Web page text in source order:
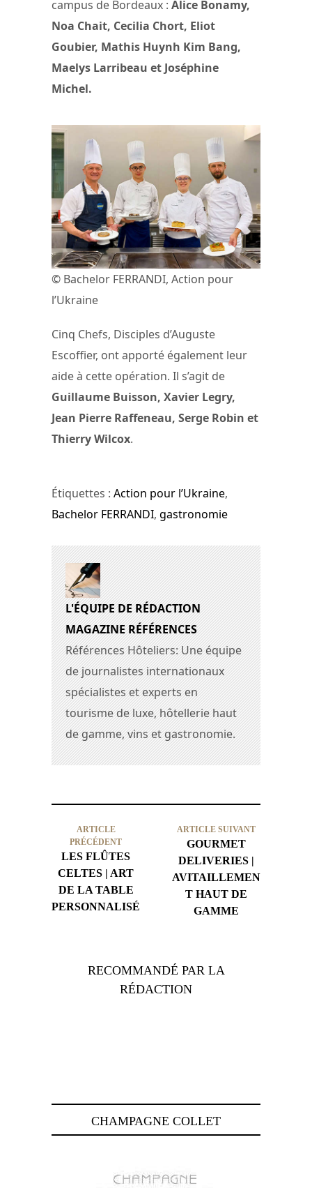
campus de Bordeaux : Alice Bonamy,
Noa Chait, Cecilia Chort, Eliot
Goubier, Mathis Huynh Kim Bang,
Maelys Larribeau et Joséphine
Michel.
© Bachelor FERRANDI, Action pour
l’Ukraine
Cinq Chefs, Disciples d’Auguste
Escoffier, ont apporté également leur
aide à cette opération. Il s’agit de
Guillaume Buisson, Xavier Legry,
Jean Pierre Raffeneau, Serge Robin et
Thierry Wilcox.
Étiquettes : Action pour l’Ukraine,
Bachelor FERRANDI, gastronomie
L'ÉQUIPE DE RÉDACTION
MAGAZINE RÉFÉRENCES
Références Hôteliers: Une équipe
de journalistes internationaux
spécialistes et experts en
tourisme de luxe, hôtellerie haut
de gamme, vins et gastronomie.
ARTICLE
PRÉCÉDENT
LES FLÛTES
CELTES | ART
DE LA TABLE
PERSONNALISÉ
ARTICLE SUIVANT
GOURMET
DELIVERIES |
AVITAILLEMEN
T HAUT DE
GAMME
RECOMMANDÉ PAR LA
RÉDACTION
CHAMPAGNE COLLET